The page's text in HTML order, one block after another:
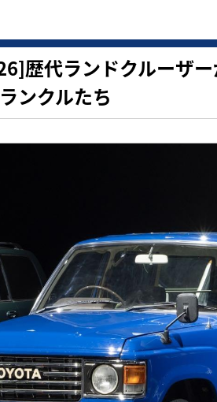
歴代ランドクルーザ
ンクルたち